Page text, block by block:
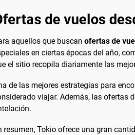
de vuelos
aquellos que buscan ofertas de
en ciertas épocas del año,
el sitio recopila diariamente las
de las mejores estrategias para
viajar. Además, las ofertas
resumen, Tokio ofrece una gran